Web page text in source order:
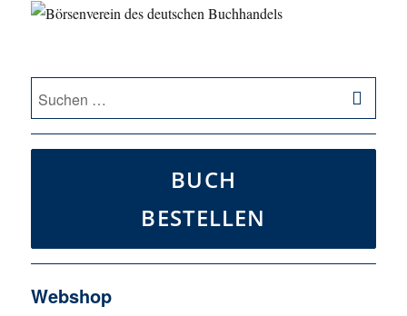
Suche
nach:
BUCH
BESTELLEN
Webshop